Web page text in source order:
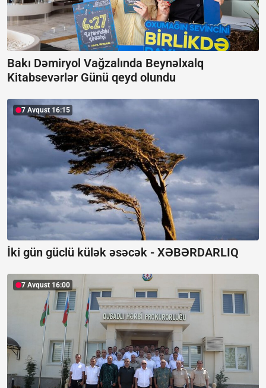
Bakı Dəmiryol Vağzalında Beynəlxalq
Kitabsevərlər Günü qeyd olundu
7 Avqust 16:15
İki gün güclü külək əsəcək - XƏBƏRDARLIQ
7 Avqust 16:00